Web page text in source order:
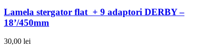
Lamela stergator flat + 9 adaptori DERBY –
18’/450mm
30,00 lei